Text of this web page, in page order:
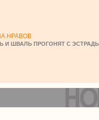
НРАВОВ
И ШВАЛЬ ПРОГОНЯТ С